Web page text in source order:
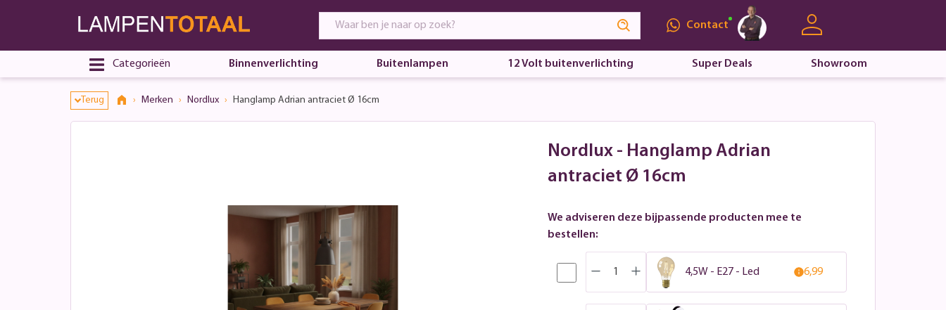
Contact
Categorieën Binnenverlichting Buitenlampen 12 Volt buitenverlichting Super Deals Showroom
Terug Merken Nordlux Hanglamp Adrian antraciet Ø 16cm
Nordlux - Hanglamp Adrian
antraciet Ø 16cm
We adviseren deze bijpassende producten mee te
bestellen:
4,5W - E27 - Led 6,99